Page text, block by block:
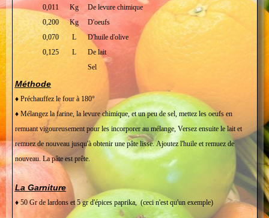
0,011
Kg
De levure chimique
0,200
Kg
D'oeufs
0,070
L
D'huile d'olive
0,125
L
De lait
Sel
Méthode
♦ Préchauffez le four à 180°
♦ Mélangez la farine, la levure chimique, et un peu de sel, mettez les oeufs en
remuant vigoureusement pour les incorporer au mélange, Versez ensuite le lait et
remuez de nouveau jusqu'à obtenir une pâte lisse. Ajoutez l'huile et remuez de
nouveau. La pâte est prête.
La Garniture
♦ 50 Gr de lardons et 5 gr d'épices paprika, (ceci n'est qu'un exemple)